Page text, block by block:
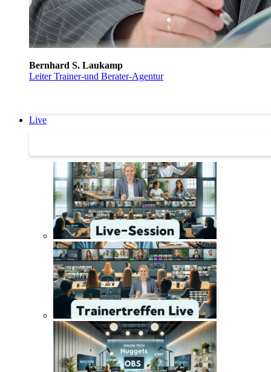
Bernhard S. Laukamp
Leiter Trainer-und Berater-Agentur
Live